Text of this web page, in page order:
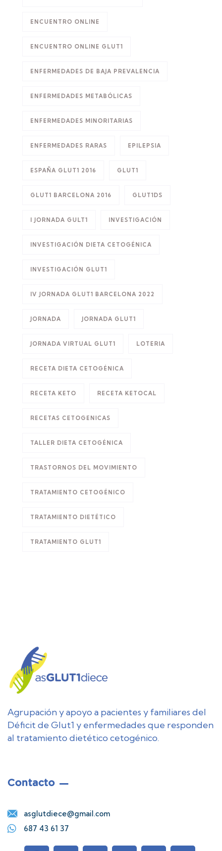
ENCUENTRO ONLINE
ENCUENTRO ONLINE GLUT1
ENFERMEDADES DE BAJA PREVALENCIA
ENFERMEDADES METABÓLICAS
ENFERMEDADES MINORITARIAS
ENFERMEDADES RARAS EPILEPSIA
ESPAÑA GLUT1 2016 GLUT1
GLUT1 BARCELONA 2016 GLUT1DS
I JORNADA GULT1 INVESTIGACIÓN
INVESTIGACIÓN DIETA CETOGÉNICA
INVESTIGACIÓN GLUT1
IV JORNADA GLUT1 BARCELONA 2022
JORNADA JORNADA GLUT1
JORNADA VIRTUAL GLUT1 LOTERIA
RECETA DIETA CETOGÉNICA
RECETA KETO RECETA KETOCAL
RECETAS CETOGENICAS
TALLER DIETA CETOGÉNICA
TRASTORNOS DEL MOVIMIENTO
TRATAMIENTO CETOGÉNICO
TRATAMIENTO DIETÉTICO
TRATAMIENTO GLUT1
Agrupación y apoyo a pacientes y familiares del
Déficit de Glut1 y enfermedades que responden
al tratamiento dietético cetogénico.
Contacto
asglutdiece@gmail.com
687 43 61 37